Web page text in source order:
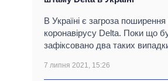
В Україні є загроза
коронавірусу Delta. Поки що
зафіксовано два таких
7 липня 2021, 15:26